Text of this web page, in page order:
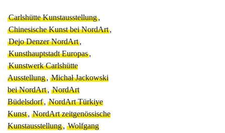
Carlshütte Kunstausstellung,
Chinesische Kunst bei NordArt,
Dejo Denzer NordArt,
Kunsthauptstadt Europas,
Kunstwerk Carlshütte
Ausstellung, Michał Jackowski
bei NordArt, NordArt
Büdelsdorf, NordArt Türkiye
Kunst, NordArt zeitgenössische
Kunstausstellung, Wolfgang